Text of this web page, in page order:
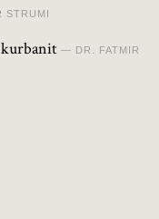
STRUMI
kurbanit DR. FATMIR